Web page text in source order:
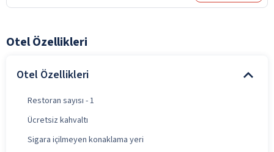
Otel Özellikleri
Otel Özellikleri
Restoran sayısı - 1
Ücretsiz kahvaltı
Sigara içilmeyen konaklama yeri